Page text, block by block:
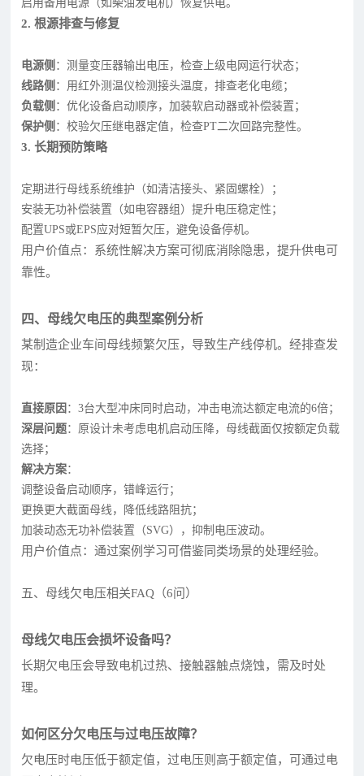
启用备用电源（如柴油发电机）恢复供电。
2. 根源排查与修复
电源侧 ：测量变压器输出电压，检查上级电网运行状态；
线路侧 ：用红外测温仪检测接头温度，排查老化电缆；
负载侧 ：优化设备启动顺序，加装软启动器或补偿装置；
保护侧 ：校验欠压继电器定值，检查PT二次回路完整性。
3. 长期预防策略
定期进行母线系统维护（如清洁接头、紧固螺栓）；
安装无功补偿装置（如电容器组）提升电压稳定性；
配置UPS或EPS应对短暂欠压，避免设备停机。
用户价值点：系统性解决方案可彻底消除隐患，提升供电可
靠性。
四、母线欠电压的典型案例分析
某制造企业车间母线频繁欠压，导致生产线停机。经排查发
现：
直接原因 ：3台大型冲床同时启动，冲击电流达额定电流的6倍；
深层问题：原设计未考虑电机启动压降，母线截面仅按额定负载
选择；
解决方案：
调整设备启动顺序，错峰运行；
更换更大截面母线，降低线路阻抗；
加装动态无功补偿装置（SVG），抑制电压波动。
用户价值点：通过案例学习可借鉴同类场景的处理经验。
五、母线欠电压相关FAQ（6问）
母线欠电压会损坏设备吗？
长期欠电压会导致电机过热、接触器触点烧蚀，需及时处
理。
如何区分欠电压与过电压故障？
欠电压时电压低于额定值，过电压则高于额定值，可通过电